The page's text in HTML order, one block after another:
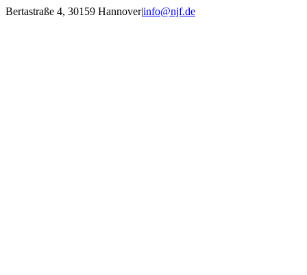
Zum
Bertastraße 4, 30159 Hannover|info@njf.de